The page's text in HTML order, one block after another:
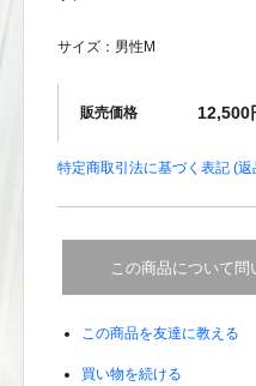
サイズ：男性M
販売価格
特定商取引法に基づく表記 (返
この商品について問
この商品を友達に教える
買い物を続ける